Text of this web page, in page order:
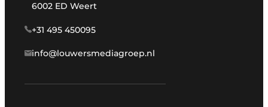
6002 ED Weert
+31 495 450095
info@louwersmediagroep.nl